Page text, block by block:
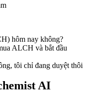
thế chấp
hôm nay không?
ALCH và bắt đầu
tôi chỉ đang duyệt thôi
AI